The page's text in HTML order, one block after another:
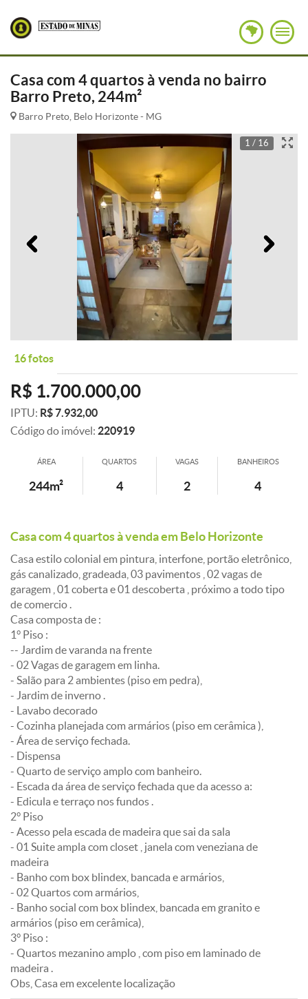
Casa com 4 quartos à venda no bairro
Barro Preto, 244m²
Barro Preto, Belo Horizonte - MG
1 / 16
Anterior
16 fotos
R$ 1.700.000,00
IPTU: R$ 7.932,00
Código do imóvel: 220919
ÁREA
244m²
QUARTOS
4
VAGAS
2
BANHEIROS
4
Casa com 4 quartos à venda em Belo Horizonte
Casa estilo colonial em pintura, interfone, portão eletrônico,
gás canalizado, gradeada, 03 pavimentos , 02 vagas de
garagem , 01 coberta e 01 descoberta , próximo a todo tipo
de comercio .
Casa composta de :
1° Piso :
-- Jardim de varanda na frente
- 02 Vagas de garagem em linha.
- Salão para 2 ambientes (piso em pedra),
- Jardim de inverno .
- Lavabo decorado
- Cozinha planejada com armários (piso em cerâmica ),
- Área de serviço fechada.
- Dispensa
- Quarto de serviço amplo com banheiro.
- Escada da área de serviço fechada que da acesso a:
- Edicula e terraço nos fundos .
2° Piso
- Acesso pela escada de madeira que sai da sala
- 01 Suite ampla com closet , janela com veneziana de
madeira
- Banho com box blindex, bancada e armários,
- 02 Quartos com armários,
- Banho social com box blindex, bancada em granito e
armários (piso em cerâmica),
3° Piso :
- Quartos mezanino amplo , com piso em laminado de
madeira .
Obs, Casa em excelente localização